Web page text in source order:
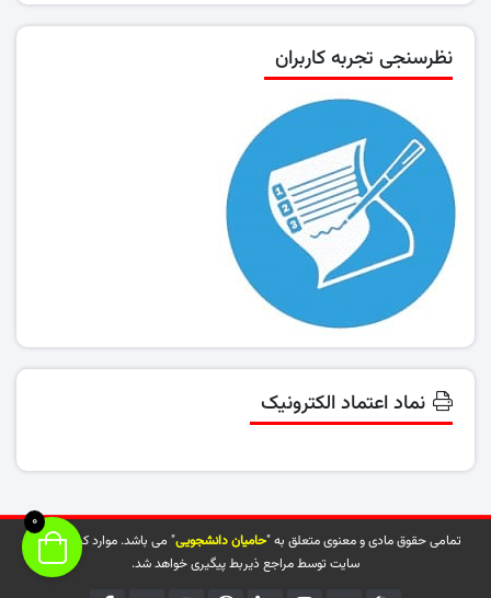
نظرسنجی تجربه کاربران
نماد اعتماد الکترونیک
تمامی حقوق مادی و معنوی متعلق به "حامیان دانشجویی" می باشد. موارد کپی شده از
سایت توسط مراجع ذیربط پیگیری خواهد شد.
0